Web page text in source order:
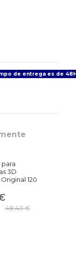
de entrega es de
3D
120
48,40 €